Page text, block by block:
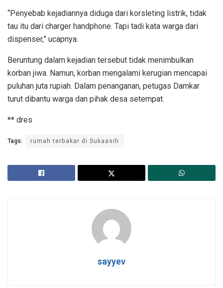
“Penyebab kejadiannya diduga dari korsleting listrik, tidak
tau itu dari charger handphone. Tapi tadi kata warga dari
dispenser,” ucapnya.
Beruntung dalam kejadian tersebut tidak menimbulkan
korban jiwa. Namun, korban mengalami kerugian mencapai
puluhan juta rupiah. Dalam penanganan, petugas Damkar
turut dibantu warga dan pihak desa setempat.
** dres
Tags: rumah terbakar di Sukaasih
sayyev